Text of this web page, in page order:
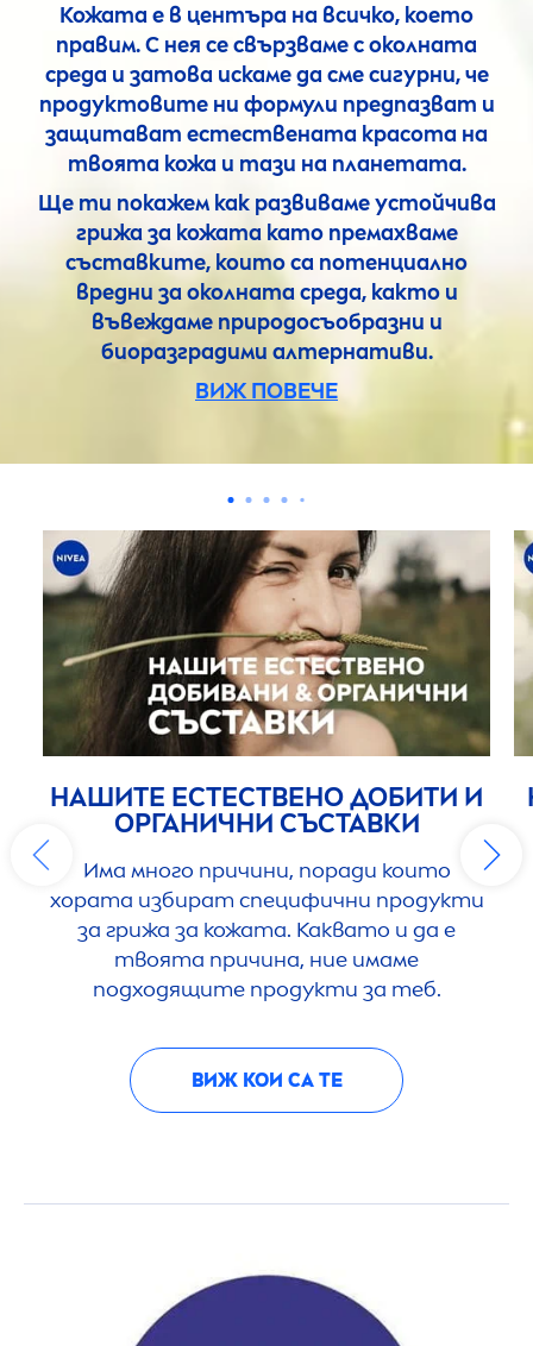
Кожата е в центъра на всичко, което
правим. С нея се свързваме с околната
среда и затова искаме да сме сигурни, че
продуктовите ни формули предпазват и
защитават естествената красота на
твоята кожа и тази на планетата.
Ще ти покажем как развиваме устойчива
грижа за кожата като премахваме
съставките, които са потенциално
вредни за околната среда, както и
въвеждаме природосъобразни и
биоразградими алтернативи.
ВИЖ ПОВЕЧЕ
НАШИТЕ ЕСТЕСТВЕНО ДОБИТИ И
ОРГАНИЧНИ СЪСТАВКИ
Има много причини, поради които
хората избират специфични продукти
за грижа за кожата. Каквато и да е
твоята причина, ние имаме
подходящите продукти за теб.
ВИЖ КОИ СА ТЕ